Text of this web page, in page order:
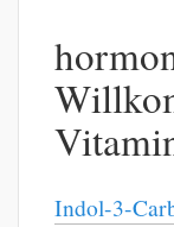
Indol-3-